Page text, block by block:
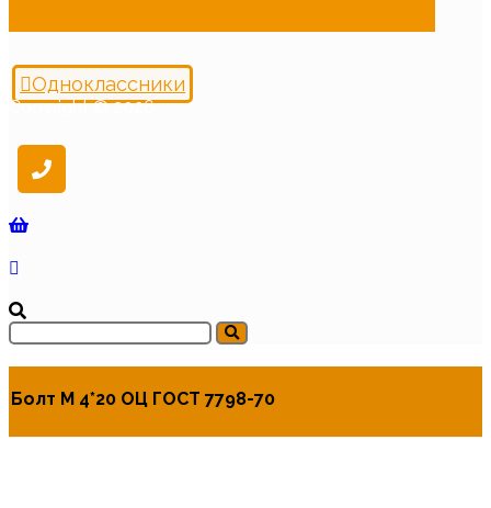
Одноклассники
Copyright © 2026
Болт М 4*20 ОЦ ГОСТ 7798-70